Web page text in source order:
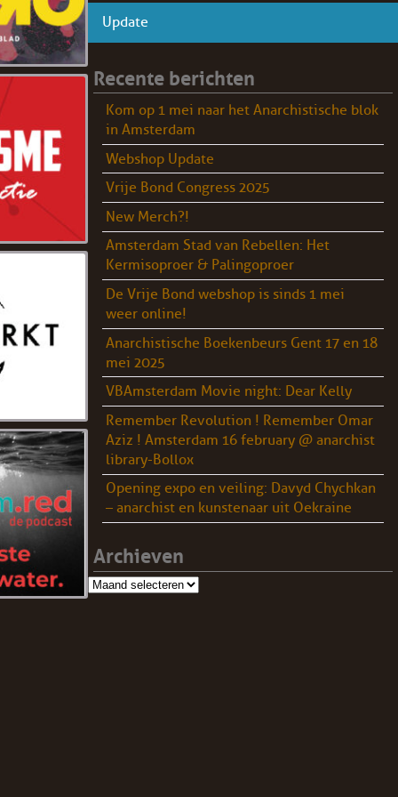
Update
Recente berichten
Kom op 1 mei naar het Anarchistische blok
in Amsterdam
Webshop Update
Vrije Bond Congress 2025
New Merch?!
Amsterdam Stad van Rebellen: Het
Kermisoproer & Palingoproer
De Vrije Bond webshop is sinds 1 mei
weer online!
Anarchistische Boekenbeurs Gent 17 en 18
mei 2025
VBAmsterdam Movie night: Dear Kelly
Remember Revolution ! Remember Omar
Aziz ! Amsterdam 16 february @ anarchist
library-Bollox
Opening expo en veiling: Davyd Chychkan
– anarchist en kunstenaar uit Oekraine
Archieven
Archieven